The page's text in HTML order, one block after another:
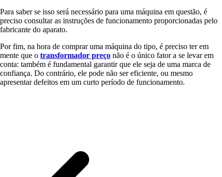
Para saber se isso será necessário para uma máquina em questão, é
preciso consultar as instruções de funcionamento proporcionadas pelo
fabricante do aparato.
Por fim, na hora de comprar uma máquina do tipo, é preciso ter em
mente que o transformador preço não é o único fator a se levar em
conta: também é fundamental garantir que ele seja de uma marca de
confiança. Do contrário, ele pode não ser eficiente, ou mesmo
apresentar defeitos em um curto período de funcionamento.